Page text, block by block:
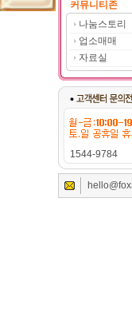
커뮤니티존
나눔스토리
업소매매
자료실
1544-9784